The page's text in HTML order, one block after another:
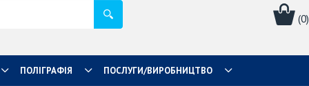
ПОЛІГРАФІЯ ПОСЛУГИ/ВИРОБНИЦТВО